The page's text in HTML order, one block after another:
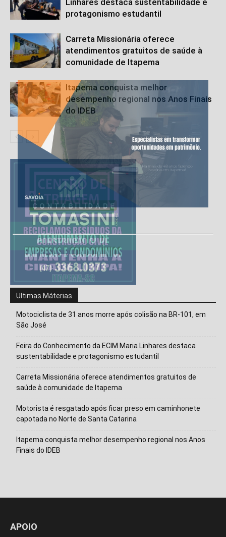
Linhares destaca sustentabilidade e
protagonismo estudantil
Carreta Missionária oferece
atendimentos gratuitos de saúde à
comunidade de Itapema
Itapema conquista melhor
desempenho regional nos Anos Finais
do IDEB
Ultimas Máterias
Motociclista de 31 anos morre após colisão na BR-101, em
São José
Feira do Conhecimento da ECIM Maria Linhares destaca
sustentabilidade e protagonismo estudantil
Carreta Missionária oferece atendimentos gratuitos de
saúde à comunidade de Itapema
Motorista é resgatado após ficar preso em caminhonete
capotada no Norte de Santa Catarina
Itapema conquista melhor desempenho regional nos Anos
Finais do IDEB
APOIO